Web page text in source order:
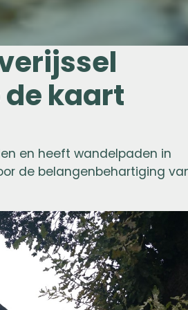
kaart
en heeft wandelpaden in
de belangenbehartiging